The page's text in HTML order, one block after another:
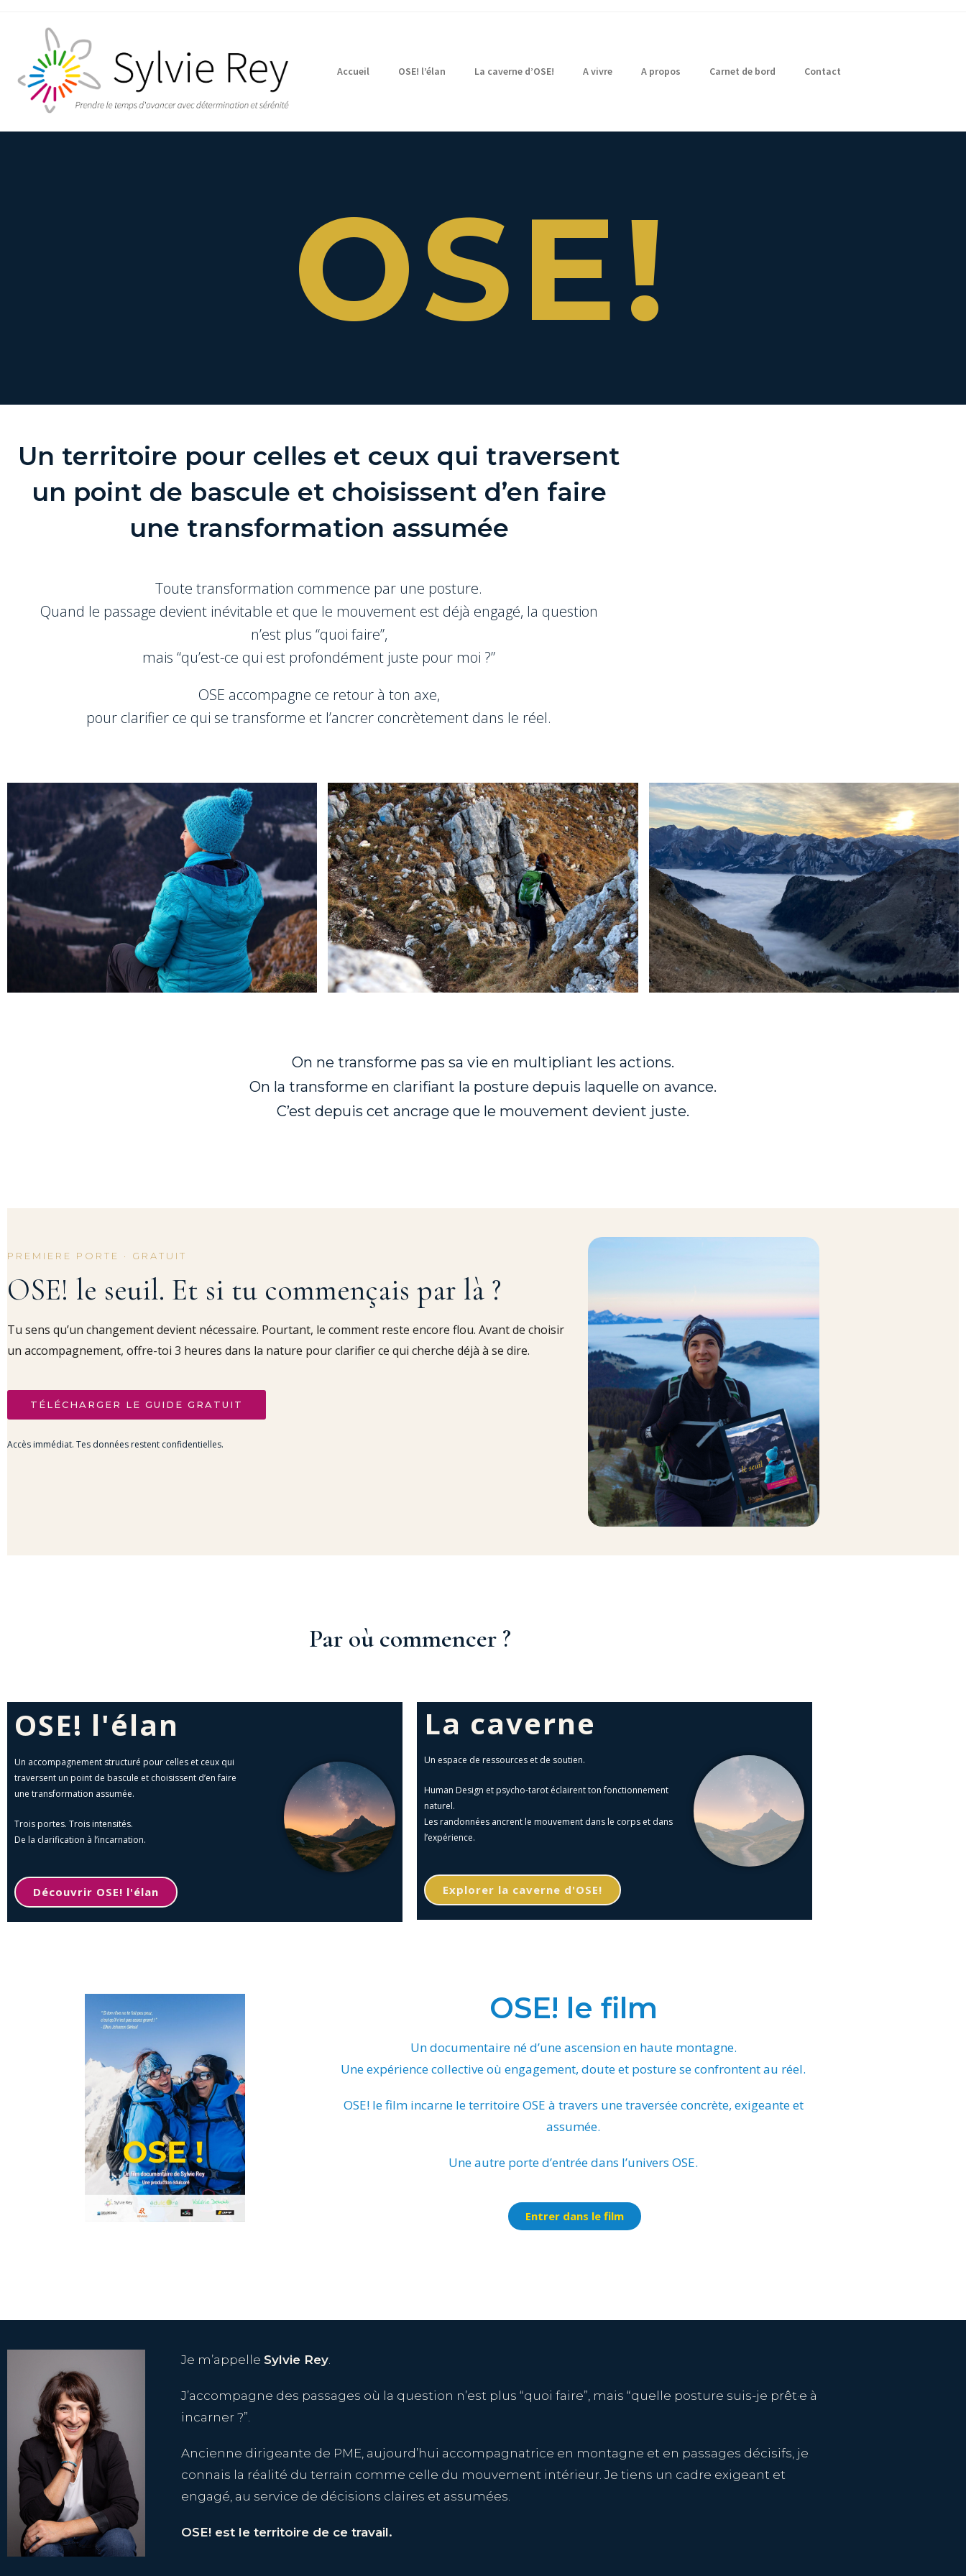
Accueil OSE! l’élan La caverne d’OSE! A vivre A propos Carnet de bord Contact
OSE!
Un territoire pour celles et ceux qui traversent
un point de bascule et choisissent d’en faire
une transformation assumée
Toute transformation commence par une posture.
Quand le passage devient inévitable et que le mouvement est déjà engagé, la question
n’est plus “quoi faire”,
mais “qu’est-ce qui est profondément juste pour moi ?”
OSE accompagne ce retour à ton axe,
pour clarifier ce qui se transforme et l’ancrer concrètement dans le réel.
On ne transforme pas sa vie en multipliant les actions.
On la transforme en clarifiant la posture depuis laquelle on avance.
C’est depuis cet ancrage que le mouvement devient juste.
PREMIERE PORTE · GRATUIT
OSE! le seuil. Et si tu commençais par là ?
Tu sens qu’un changement devient nécessaire. Pourtant, le comment reste encore flou. Avant de choisir
un accompagnement, offre-toi 3 heures dans la nature pour clarifier ce qui cherche déjà à se dire.
TÉLÉCHARGER LE GUIDE GRATUIT
Accès immédiat. Tes données restent confidentielles.
Par où commencer ?
OSE! l'élan
Un accompagnement structuré pour celles et ceux qui
traversent un point de bascule et choisissent d’en faire
une transformation assumée.
Trois portes. Trois intensités.
De la clarification à l’incarnation.
Découvrir OSE! l'élan
La caverne
Un espace de ressources et de soutien.
Human Design et psycho-tarot éclairent ton fonctionnement
naturel.
Les randonnées ancrent le mouvement dans le corps et dans
l’expérience.
Explorer la caverne d'OSE!
OSE! le film
Un documentaire né d’une ascension en haute montagne.
Une expérience collective où engagement, doute et posture se confrontent au réel.
OSE! le film incarne le territoire OSE à travers une traversée concrète, exigeante et
assumée.
Une autre porte d’entrée dans l’univers OSE.
Entrer dans le film
Je m’appelle Sylvie Rey
J’accompagne des passages où la question n’est plus “quoi faire”, mais “quelle posture suis-je prêt·e à
incarner ?”.
Ancienne dirigeante de PME, aujourd’hui accompagnatrice en montagne et en passages décisifs, je
connais la réalité du terrain comme celle du mouvement intérieur. Je tiens un cadre exigeant et
engagé, au service de décisions claires et assumées.
OSE! est le territoire de ce travail.